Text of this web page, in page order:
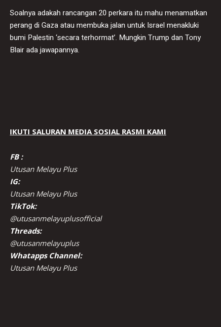
Soalnya adakah rancangan 20 perkara itu mahu menamatkan
perang di Gaza atau membuka jalan untuk Israel menakluki
bumi Palestin ‘secara terhormat’. Mungkin Trump dan Tony
Blair ada jawapannya.
IKUTI SALURAN MEDIA SOSIAL RASMI KAMI
FB :
Utusan Melayu Plus
IG:
Utusan Melayu Plus
TikTok:
@utusanmelayuplusofficial
Threads:
@utusanmelayuplus
Whatapps Channel:
Utusan Melayu Plus